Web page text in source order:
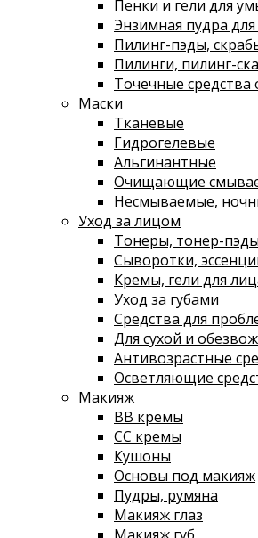
Пенки и гели для
Энзимная пудра
Пилинг-пэды,
Пилинги, пилинг-
Точечные средства
Маски
Тканевые
Гидрогелевые
Альгинантные
Очищающие
Несмываемые,
Уход за лицом
Тонеры, тонер-
Сыворотки,
Кремы, гели для
Уход за губами
Средства для
Для сухой и
Антивозрастные
Осветляющие
Макияж
ВВ кремы
СС кремы
Кушоны
Основы под макияж
Пудры, румяна
Макияж глаз